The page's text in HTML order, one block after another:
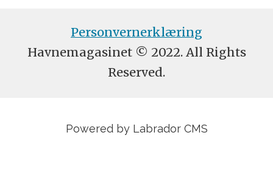
Personvernerklæring
Havnemagasinet © 2022. All Rights
Reserved.
Powered by Labrador CMS